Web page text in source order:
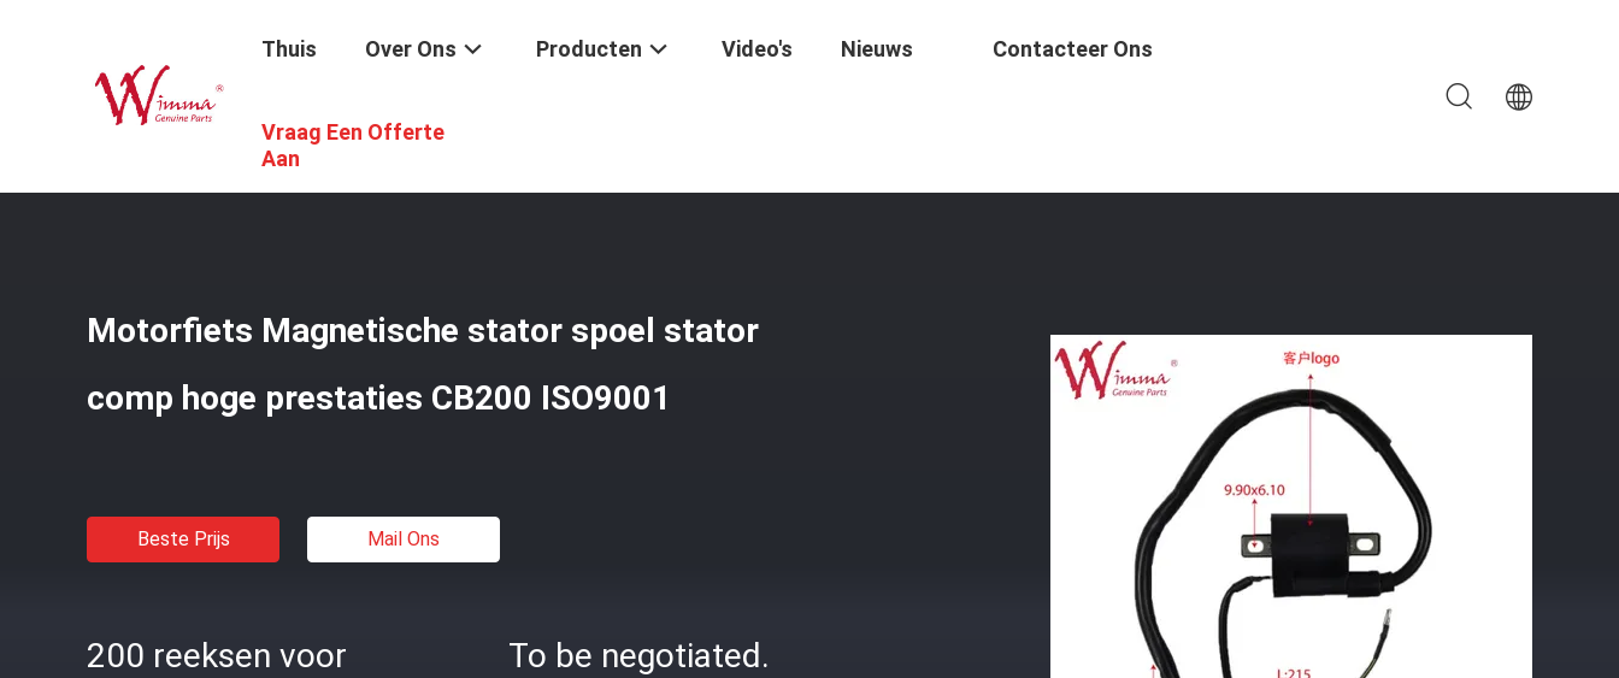
Thuis Over Ons Producten Video's Nieuws Contacteer Ons
Vraag Een Offerte
Aan
Thuis / Motorfiets Elektrodelen
Motorfiets Magnetische stator spoel stator
comp hoge prestaties CB200 ISO9001
Beste Prijs Mail Ons
200 reeksen voor
To be negotiated.